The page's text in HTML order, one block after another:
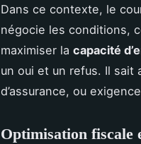
Dans ce contexte, le
négocie les conditions,
maximiser la capacité
un oui et un refus. Il sait
d’assurance, ou
Optimisation fiscale